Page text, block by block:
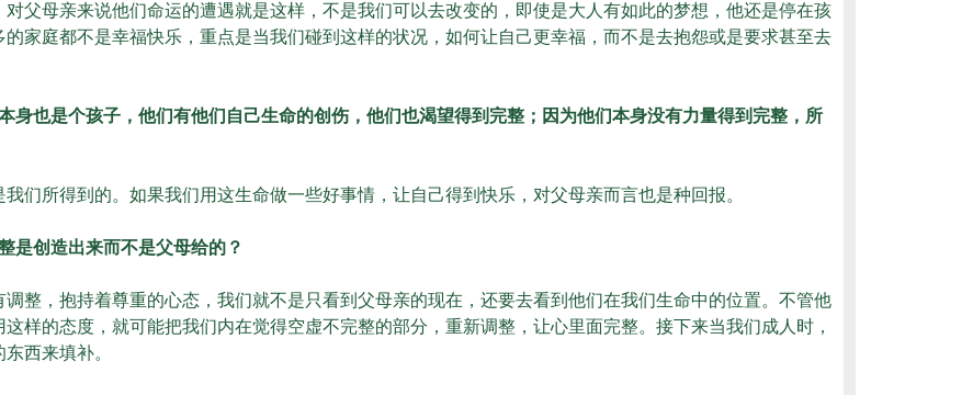
对父母亲来说他们命运的遭遇就是这样，不是我们可以去改变的，即使是大人有如此的梦想，他还是停在孩
的家庭都不是幸福快乐，重点是当我们碰到这样的状况，如何让自己更幸福，而不是去抱怨或是要求甚至去
身也是个孩子，他们有他们自己生命的创伤，他们也渴望得到完整；因为他们本身没有力量得到完整，所
所得到的。如果我们用这生命做一些好事情，让自己得到快乐，对父母亲而言也是种回报。
是创造出来而不是父母给的？
，抱持着尊重的心态，我们就不是只看到父母亲的现在，还要去看到他们在我们生命中的位置。不管他
样的态度，就可能把我们内在觉得空虚不完整的部分，重新调整，让心里面完整。接下来当我们成人时，
西来填补。